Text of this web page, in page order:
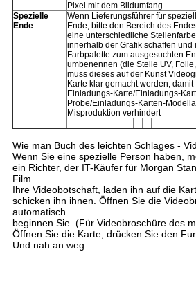
Pixel mit dem Bildumfang.
Spezielle
Ende
Wenn Lieferungsführer für
Ende, bitte den Bereich des
eine unterschiedliche Stellenfarbe
innerhalb der Grafik schaffen und
Farbpalette zum ausgesuchten
umbenennen (die Stelle UV,
muss dieses auf der Kunst
Karte klar gemacht werden, damit
Einladungs-Karte/Einladungs-
Probe/Einladungs-Karten-
Misproduktion verhindert
Wie man Buch des leichten Schlages -
Wenn Sie eine spezielle Person haben,
ein Richter, der IT-Käufer für Morgan
Film
Ihre Videobotschaft, laden ihn auf die
schicken ihn ihnen. Öffnen Sie die
automatisch
beginnen Sie. (Für Videobroschüre des
Öffnen Sie die Karte, drücken Sie den
Und nah an weg.